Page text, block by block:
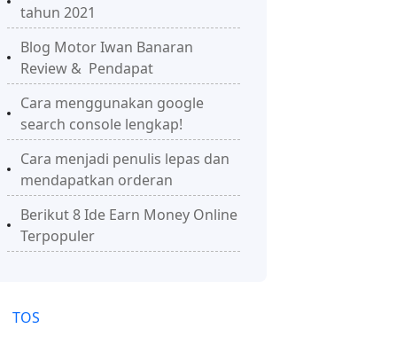
tahun 2021
Blog Motor Iwan Banaran
Review & Pendapat
Cara menggunakan google
search console lengkap!
Cara menjadi penulis lepas dan
mendapatkan orderan
Berikut 8 Ide Earn Money Online
Terpopuler
TOS